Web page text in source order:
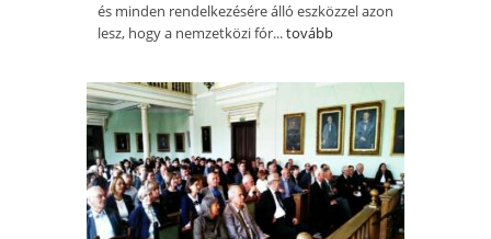
és minden rendelkezésére álló eszközzel azon
lesz, hogy a nemzetközi fór...tovább